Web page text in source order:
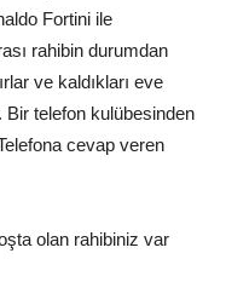
Fortini ile
rahibin durumdan
ve kaldıkları eve
telefon kulübesinden
cevap veren
olan rahibiniz var